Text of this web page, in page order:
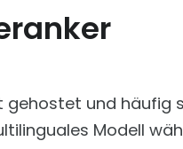
gehostet und häufig
Modell